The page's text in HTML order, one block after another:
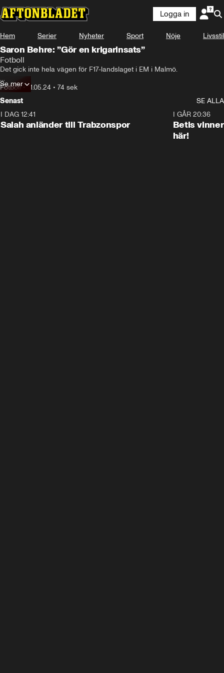
Logga in
Hem Serier Nyheter Sport Nöje Livsstil
Saron Behre: ”Gör en krigarinsats”
Fotboll
Det gick inte hela vägen för F17-landslaget i EM i Malmö.
Hör Saron Behre efter lördagens förlust mot Norge.
Fotboll•11.05.24 • 74 sek
Se mer
Senast
SE ALLA
I DAG 12:41
Salah anländer till Trabzonspor
I GÅR 20:36
Betis
här!